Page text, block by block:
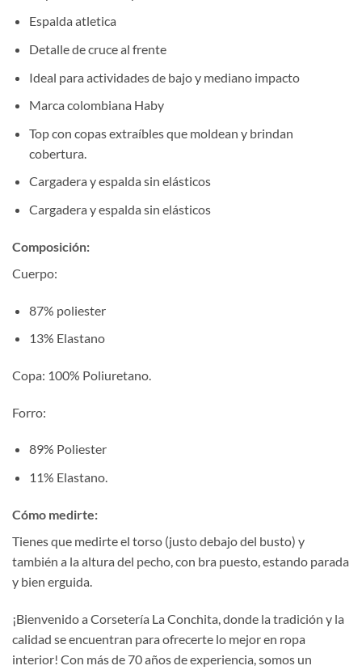
Espalda atletica
Detalle de cruce al frente
Ideal para actividades de bajo y mediano impacto
Marca colombiana Haby
Top con copas extraíbles que moldean y brindan
cobertura.
Cargadera y espalda sin elásticos
Cargadera y espalda sin elásticos
Composición:
Cuerpo:
87% poliester
13% Elastano
Copa: 100% Poliuretano.
Forro:
89% Poliester
11% Elastano.
Cómo medirte:
Tienes que medirte el torso (justo debajo del busto) y
también a la altura del pecho, con bra puesto, estando parada
y bien erguida.
¡Bienvenido a Corsetería La Conchita, donde la tradición y la
calidad se encuentran para ofrecerte lo mejor en ropa
interior! Con más de 70 años de experiencia, somos un